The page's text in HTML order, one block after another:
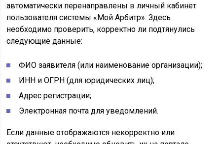
автоматически перенаправлены в личный кабинет
пользователя системы «Мой Арбитр». Здесь
необходимо проверить, корректно ли подтянулись
следующие данные:
ФИО заявителя (или наименование организации);
ИНН и ОГРН (для юридических лиц);
Адрес регистрации;
Электронная почта для уведомлений.
Если данные отображаются некорректно или